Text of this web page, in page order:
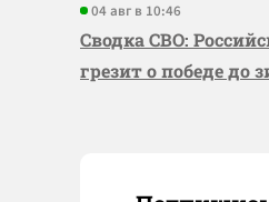
04 авг в 10:46
Сводка СВО:
грезит о победе до